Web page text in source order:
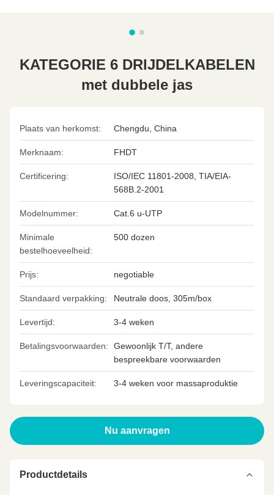
KATEGORIE 6 DRIJDELKABELEN
met dubbele jas
Plaats van herkomst: Chengdu, China
Merknaam: FHDT
Certificering:
ISO/IEC 11801-2008, TIA/EIA-
568B.2-2001
Modelnummer: Cat.6 u-UTP
Minimale
bestelhoeveelheid:
500 dozen
Prijs: negotiable
Standaard verpakking: Neutrale doos, 305m/box
Levertijd: 3-4 weken
Betalingsvoorwaarden:
Gewoonlijk T/T, andere
bespreekbare voorwaarden
Leveringscapaciteit: 3-4 weken voor massaproduktie
Nu aanvragen
Productdetails